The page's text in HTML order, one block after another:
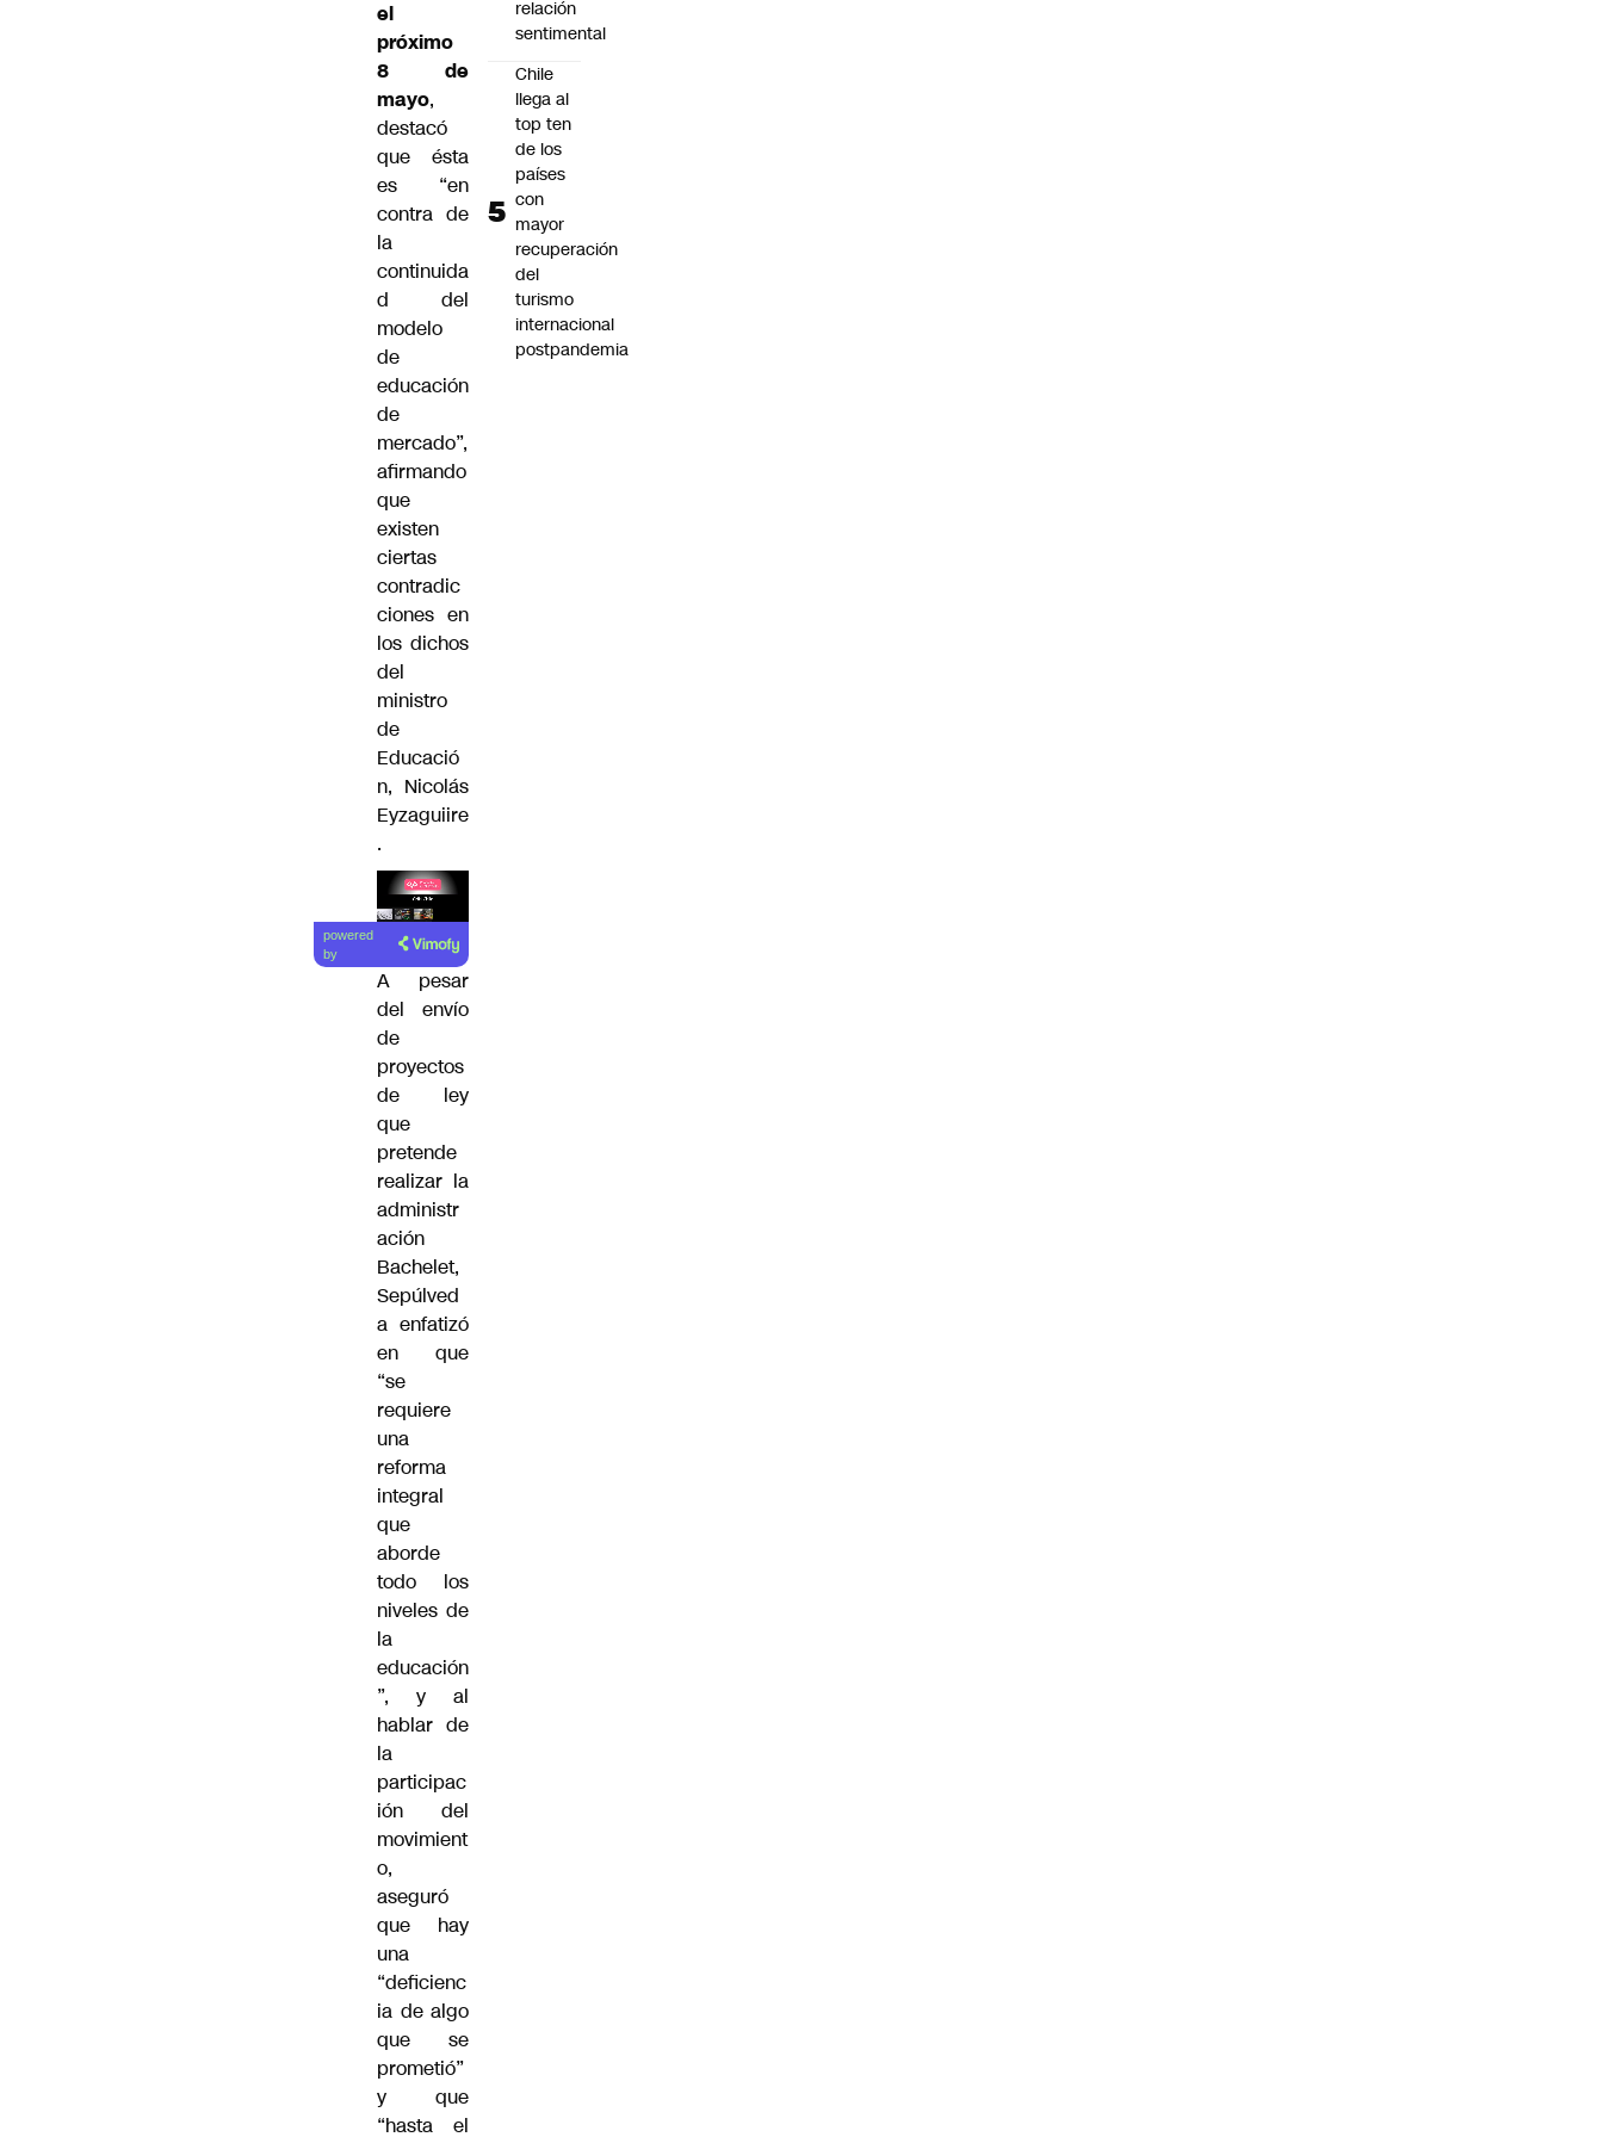
el
próximo
8 de
mayo,
destacó
que ésta
es “en
contra de
la
continuida
d del
modelo
de
educación
de
mercado”,
afirmando
que
existen
ciertas
contradic
ciones en
los dichos
del
ministro
de
Educació
n, Nicolás
Eyzaguiire
.
Lea el
artículo
powered
by
A pesar
del envío
de
proyectos
de ley
que
pretende
realizar la
administr
ación
Bachelet,
Sepúlved
a enfatizó
en que
“se
requiere
una
reforma
integral
que
aborde
todo los
niveles de
la
educación
”, y al
hablar de
la
participac
ión del
movimient
o,
aseguró
que hay
una
“deficienc
ia de algo
que se
prometió”
y que
“hasta el
relación
sentimental
Chile
llega al
top ten
de los
países
con
mayor
recuperación
del
turismo
internacional
postpandemia